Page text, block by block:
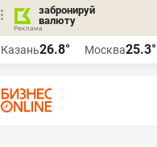
забронируй
валюту
Казань26.8° Москва25.3°